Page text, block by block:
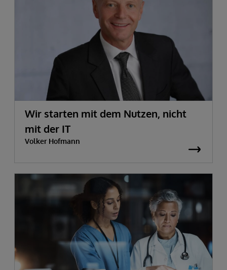
Wir starten mit dem Nutzen, nicht
mit der IT
Volker Hofmann